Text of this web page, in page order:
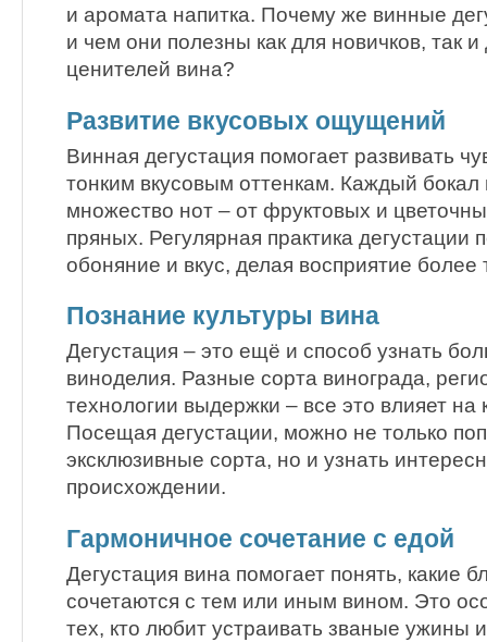
и аромата напитка. Почему же винные
и чем они полезны как для новичков, так
ценителей вина?
Развитие вкусовых ощущений
Винная дегустация помогает развивать
тонким вкусовым оттенкам. Каждый
множество нот – от фруктовых и
пряных. Регулярная практика дегустации
обоняние и вкус, делая восприятие
Познание культуры вина
Дегустация – это ещё и способ узнать
виноделия. Разные сорта винограда,
технологии выдержки – все это влияет на
Посещая дегустации, можно не только
эксклюзивные сорта, но и узнать
происхождении.
Гармоничное сочетание с едой
Дегустация вина помогает понять, какие
сочетаются с тем или иным вином. Это
тех, кто любит устраивать званые ужины